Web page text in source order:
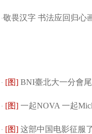
·敬畏汉字 书法应回归心
· [图] BNI臺北大一分會
業主齊聚 見證夢...
· [图] 一起NOVA 一起
Friends ...
· [图] 这部中国电影征服